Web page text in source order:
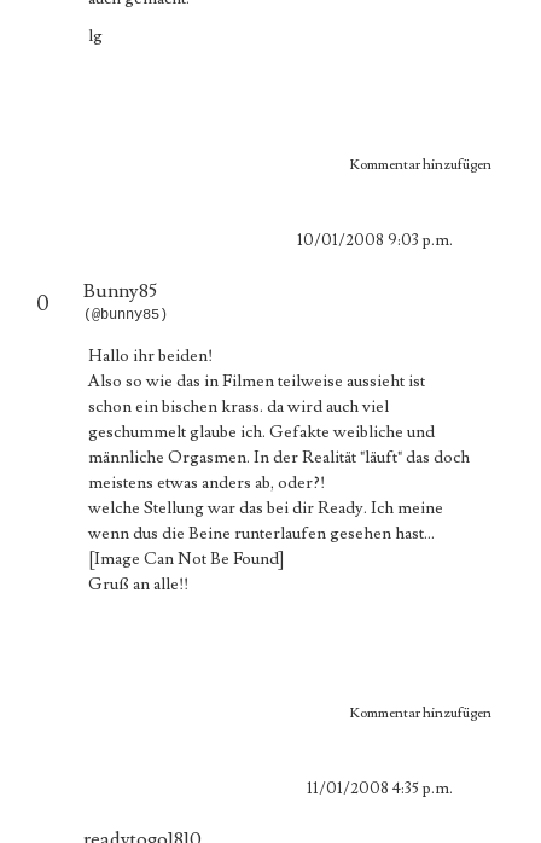
lg
Kommentar hinzufügen
0
10/01/2008 9:03 p.m.
Bunny85
(@bunny85)
Hallo ihr beiden!
Also so wie das in Filmen teilweise aussieht ist
schon ein bischen krass. da wird auch viel
geschummelt glaube ich. Gefakte weibliche und
männliche Orgasmen. In der Realität "läuft" das doch
meistens etwas anders ab, oder?!
welche Stellung war das bei dir Ready. Ich meine
wenn dus die Beine runterlaufen gesehen hast...
[Image Can Not Be Found]
Gruß an alle!!
Kommentar hinzufügen
11/01/2008 4:35 p.m.